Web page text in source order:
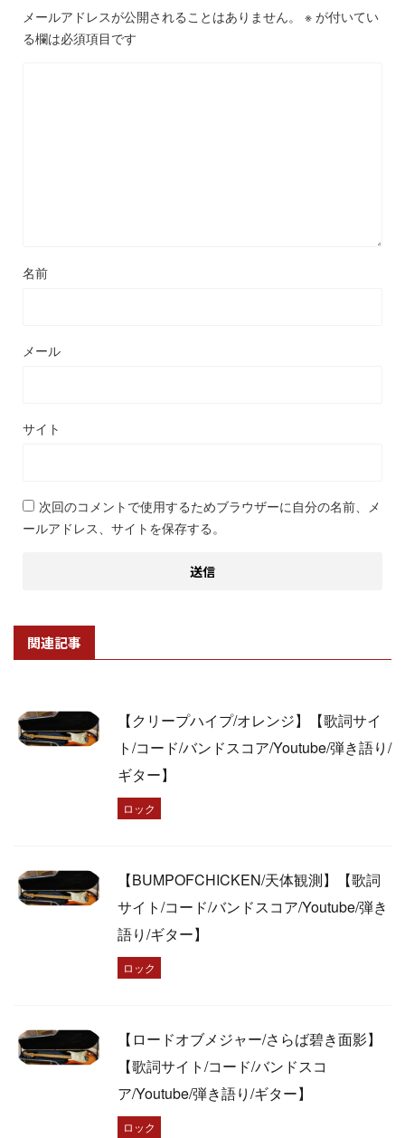
メールアドレスが公開されることはありません。 ※ が付いてい
る欄は必須項目です
名前
メール
サイト
次回のコメントで使用するためブラウザーに自分の名前、メ
ールアドレス、サイトを保存する。
関連記事
【クリープハイプ/オレンジ】【歌詞サイ
ト/コード/バンドスコア/Youtube/弾き語り/
ギター】
ロック
【BUMPOFCHICKEN/天体観測】【歌詞
サイト/コード/バンドスコア/Youtube/弾き
語り/ギター】
ロック
【ロードオブメジャー/さらば碧き面影】
【歌詞サイト/コード/バンドスコ
ア/Youtube/弾き語り/ギター】
ロック